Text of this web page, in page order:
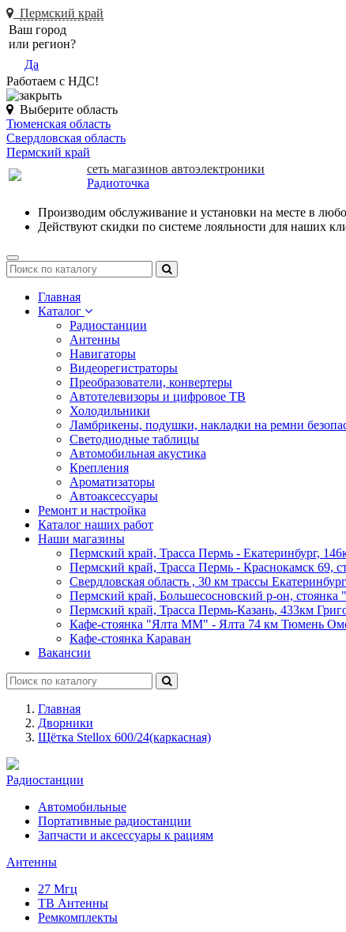
Пермский край
Ваш город
или регион?
Да
Работаем с НДС!
Выберите область
Тюменская область
Свердловская область
Пермский край
сеть магазинов автоэлектроники
Радиоточка
Производим обслуживание и установки на месте в
Действуют скидки по системе лояльности для наших
Toggle
navigation
Главная
Каталог
Радиостанции
Антенны
Навигаторы
Видеорегистраторы
Преобразователи, конвертеры
Автотелевизоры и цифровое ТВ
Холодильники
Ламбрикены, подушки, накладки на ремни
Светодиодные таблицы
Автомобильная акустика
Крепления
Ароматизаторы
Автоаксессуары
Ремонт и настройка
Каталог наших работ
Наши магазины
Пермский край, Трасса Пермь - Екатеринбург,
Пермский край, Трасса Пермь - Краснокамск 69,
Свердловская область , 30 км трассы
Пермский край, Большесосновский р-он, стоянка
Пермский край, Трасса Пермь-Казань, 433км
Кафе-стоянка "Ялта ММ" - Ялта 74 км Тюмень
Кафе-стоянка Караван
Вакансии
Главная
Дворники
Щётка Stellox 600/24(каркасная)
Радиостанции
Автомобильные
Портативные радиостанции
Запчасти и аксессуары к рациям
Антенны
27 Мгц
ТВ Антенны
Ремкомплекты